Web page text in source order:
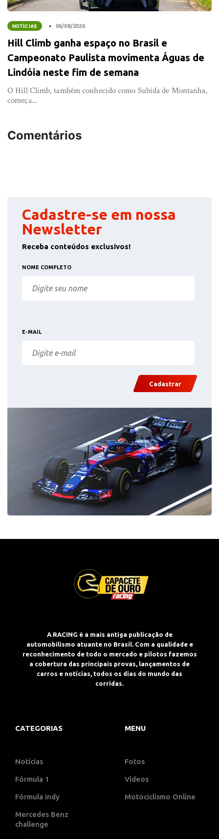
NOTÍCIAS 06/08/2026
Hill Climb ganha espaço no Brasil e
Campeonato Paulista movimenta Águas de
Lindóia neste fim de semana
O Hill Climb, também conhecido como Subida de Montanha,
começa...
Comentários
Cadastre-se em nossa
Newsletter
Receba conteúdos exclusivos!
NOME COMPLETO
E-MAIL
Cadastrar
A RACING é a mais antiga publicação de
automobilismo atuante no Brasil. Com a qualidade e
reconhecimento de todo o mercado e pilotos fazemos
a cobertura das principais provas, lançamentos de
carros e notícias, todos os dias do mundo das
corridas.
CATEGORIAS
Notícias
Fórmula 1
Fórmula indy
Mercedes Benz
challenge
MENU
Fotos
Vídeos
Motociclismo Online